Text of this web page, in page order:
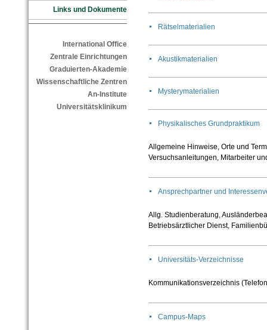
Links und Dokumente
International Office
Zentrale Einrichtungen
Graduierten-Akademie
Wissenschaftliche Zentren
An-Institute
Universitätsklinikum
Rätselmaterialien
Akustikmaterialien
Mysterymaterialien
Physikalisches Grundpraktikum
Allgemeine Hinweise, Orte und
Versuchsanleitungen, Mitarbeiter
Ansprechpartner und
Allg. Studienberatung,
Betriebsärztlicher Dienst,
Universitäts-Verzeichnisse
Kommunikationsverzeichnis
Campus-Maps